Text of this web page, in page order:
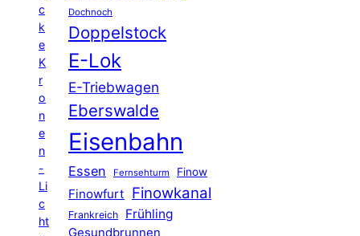
c
k
e
K
r
o
n
e
n
-
Li
c
ht
Dochnoch
Doppelstock
E-Lok
E-Triebwagen
Eberswalde
Eisenbahn
Essen Fernsehturm Finow
Finowfurt Finowkanal
Frankreich Frühling
Gesundbrunnen